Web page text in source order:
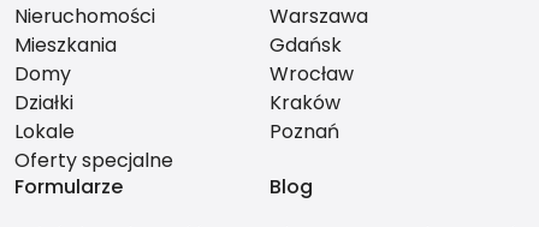
Nieruchomości
Mieszkania
Domy
Działki
Lokale
Oferty specjalne
Warszawa
Gdańsk
Wrocław
Kraków
Poznań
Formularze
Blog